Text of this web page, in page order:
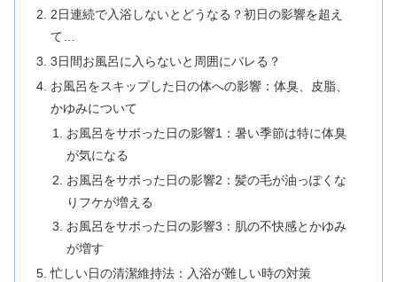
2日連続で入浴しないとどうなる？初日の影響を超え
て…
3日間お風呂に入らないと周囲にバレる？
お風呂をスキップした日の体への影響：体臭、皮脂、
かゆみについて
お風呂をサボった日の影響1：暑い季節は特に体臭
が気になる
お風呂をサボった日の影響2：髪の毛が油っぽくな
りフケが増える
お風呂をサボった日の影響3：肌の不快感とかゆみ
が増す
忙しい日の清潔維持法：入浴が難しい時の対策